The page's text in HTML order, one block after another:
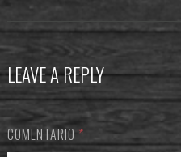
LEAVE A REPLY
COMENTARIO *